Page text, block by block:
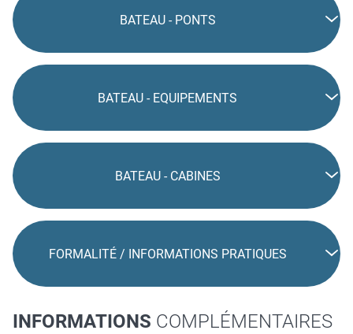
BATEAU - PONTS
BATEAU - EQUIPEMENTS
BATEAU - CABINES
FORMALITÉ / INFORMATIONS PRATIQUES
INFORMATIONS COMPLÉMENTAIRES